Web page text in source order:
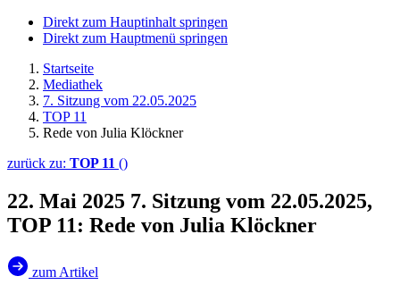
Direkt zum Hauptinhalt springen
Direkt zum Hauptmenü springen
Startseite
Mediathek
7. Sitzung vom 22.05.2025
TOP 11
Rede von Julia Klöckner
zurück zu: TOP 11 ()
22. Mai 2025 7. Sitzung vom 22.05.2025,
TOP 11: Rede von Julia Klöckner
zum Artikel